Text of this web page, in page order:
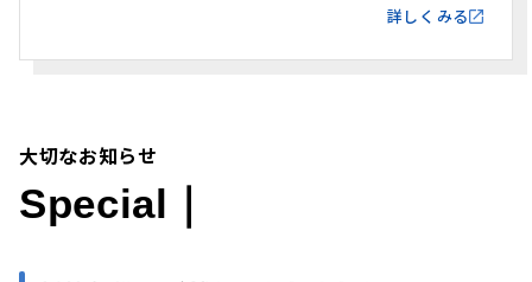
詳しくみる
大切なお知らせ
Special｜